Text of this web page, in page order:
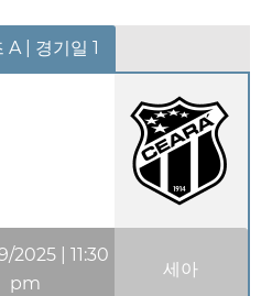
A | 경기일 1
2025 |11:30
pm
세아